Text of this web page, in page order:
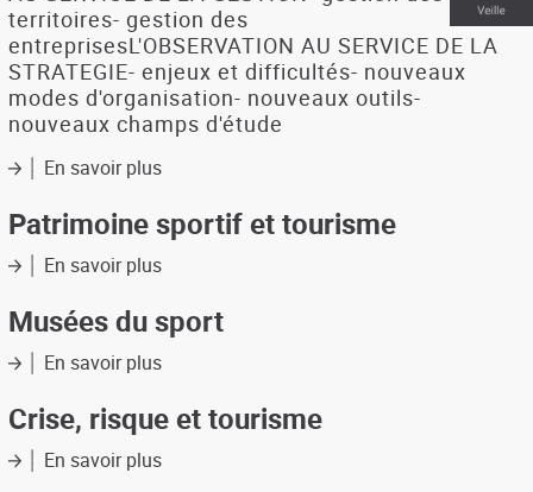
territoires- gestion des
entreprisesL'OBSERVATION AU SERVICE DE LA
STRATEGIE- enjeux et difficultés- nouveaux
modes d'organisation- nouveaux outils-
nouveaux champs d'étude
En savoir plussur
et
tourisme
Patrimoine sportif et tourisme
En savoir plussur
sportif
et
tourisme
Musées du sport
En savoir plussur
du
sport
Crise, risque et tourisme
En savoir plussur